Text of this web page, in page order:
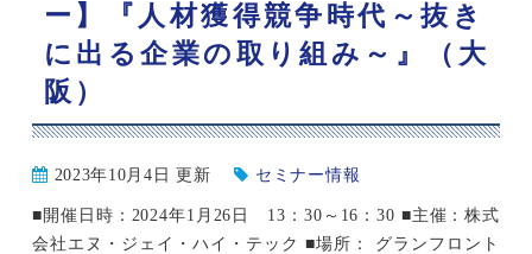
ー】『人材獲得競争時代～抜き
に出る企業の取り組み～』（大
阪）
2023年10月4日 更新 セミナー情報
■開催日時：2024年1月26日 13：30～16：30 ■主催：株式
会社エヌ・ジェイ・ハイ・テック ■場所： グランフロント